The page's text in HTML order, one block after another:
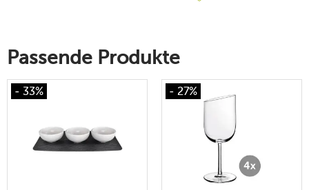
Passende Produkte
- 33% - 27%